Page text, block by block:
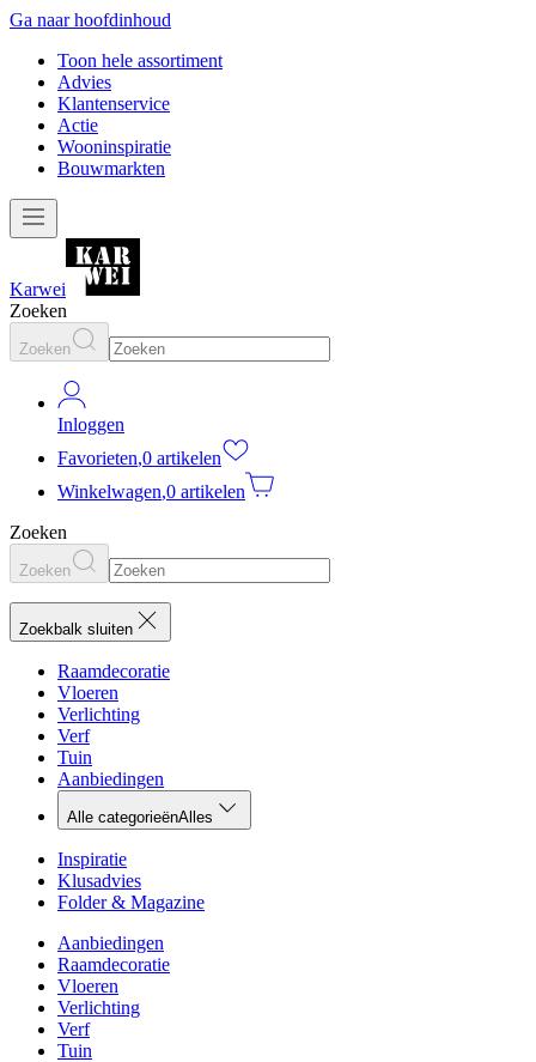
Ga naar hoofdinhoud
Toon hele assortiment
Advies
Klantenservice
Actie
Wooninspiratie
Bouwmarkten
Karwei
Zoeken
Zoeken
Inloggen
Favorieten,0 artikelen
Winkelwagen,0 artikelen
Zoeken
Zoeken
Zoekbalk sluiten
Raamdecoratie
Vloeren
Verlichting
Verf
Tuin
Aanbiedingen
Alle categorieënAlles
Inspiratie
Klusadvies
Folder & Magazine
Aanbiedingen
Raamdecoratie
Vloeren
Verlichting
Verf
Tuin